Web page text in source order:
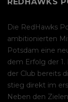
Die RedHawks
ambitionierten
Potsdam eine
dem Erfolg der
der Club bereits
stieg direkt im
Neben den